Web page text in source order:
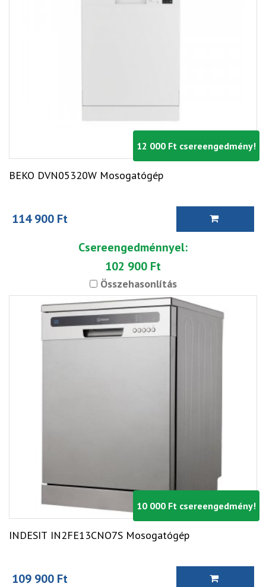
12 000 Ft csereengedmény!
BEKO DVN05320W Mosogatógép
114 900 Ft
Csereengedménnyel:
102 900 Ft
Összehasonlítás
10 000 Ft csereengedmény!
INDESIT IN2FE13CNO7S Mosogatógép
109 900 Ft